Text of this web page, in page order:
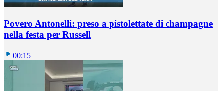
Povero Antonelli: preso a pistolettate di champagne
nella festa per Russell
00:15